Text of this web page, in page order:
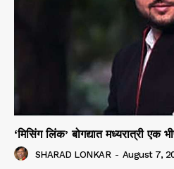
‘मिसिंग लिंक’ बोगद्यात मध्यरात्री
SHARAD LONKAR - August 7,